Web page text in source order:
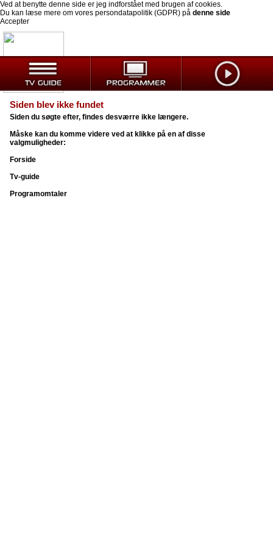
Ved at benytte denne side er jeg indforstået med brugen af cookies.
Du kan læse mere om vores persondatapolitik (GDPR) på denne side
Accepter
Siden blev ikke fundet
Siden du søgte efter, findes desværre ikke længere.
Måske kan du komme videre ved at klikke på en af disse
valgmuligheder:
Forside
Tv-guide
Programomtaler